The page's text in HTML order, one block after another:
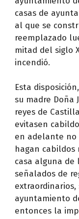
casas de
al que se
reemplazado
mitad del siglo
incendió.
Esta
su madre Doña
reyes de
evitasen
en adelante no
hagan
casa alguna de
señalados de
ayuntamiento
entonces la